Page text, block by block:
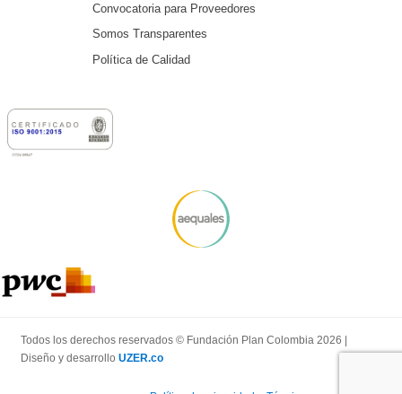
Convocatoria para Proveedores
Somos Transparentes
Política de Calidad
Todos los derechos reservados © Fundación Plan Colombia 2026 |
Diseño y desarrollo UZER.co